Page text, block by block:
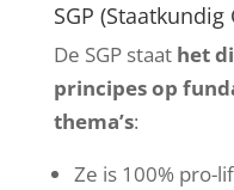
SGP
De SGP staat het
principes op
thema’s:
Ze is 100% pro-